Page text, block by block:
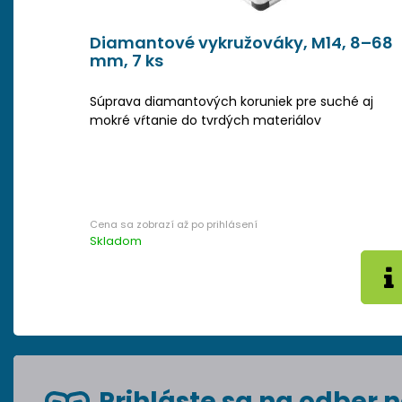
Diamantové vykružováky, M14, 8–68
mm, 7 ks
Súprava diamantových koruniek pre suché aj
mokré vŕtanie do tvrdých materiálov
Skladom